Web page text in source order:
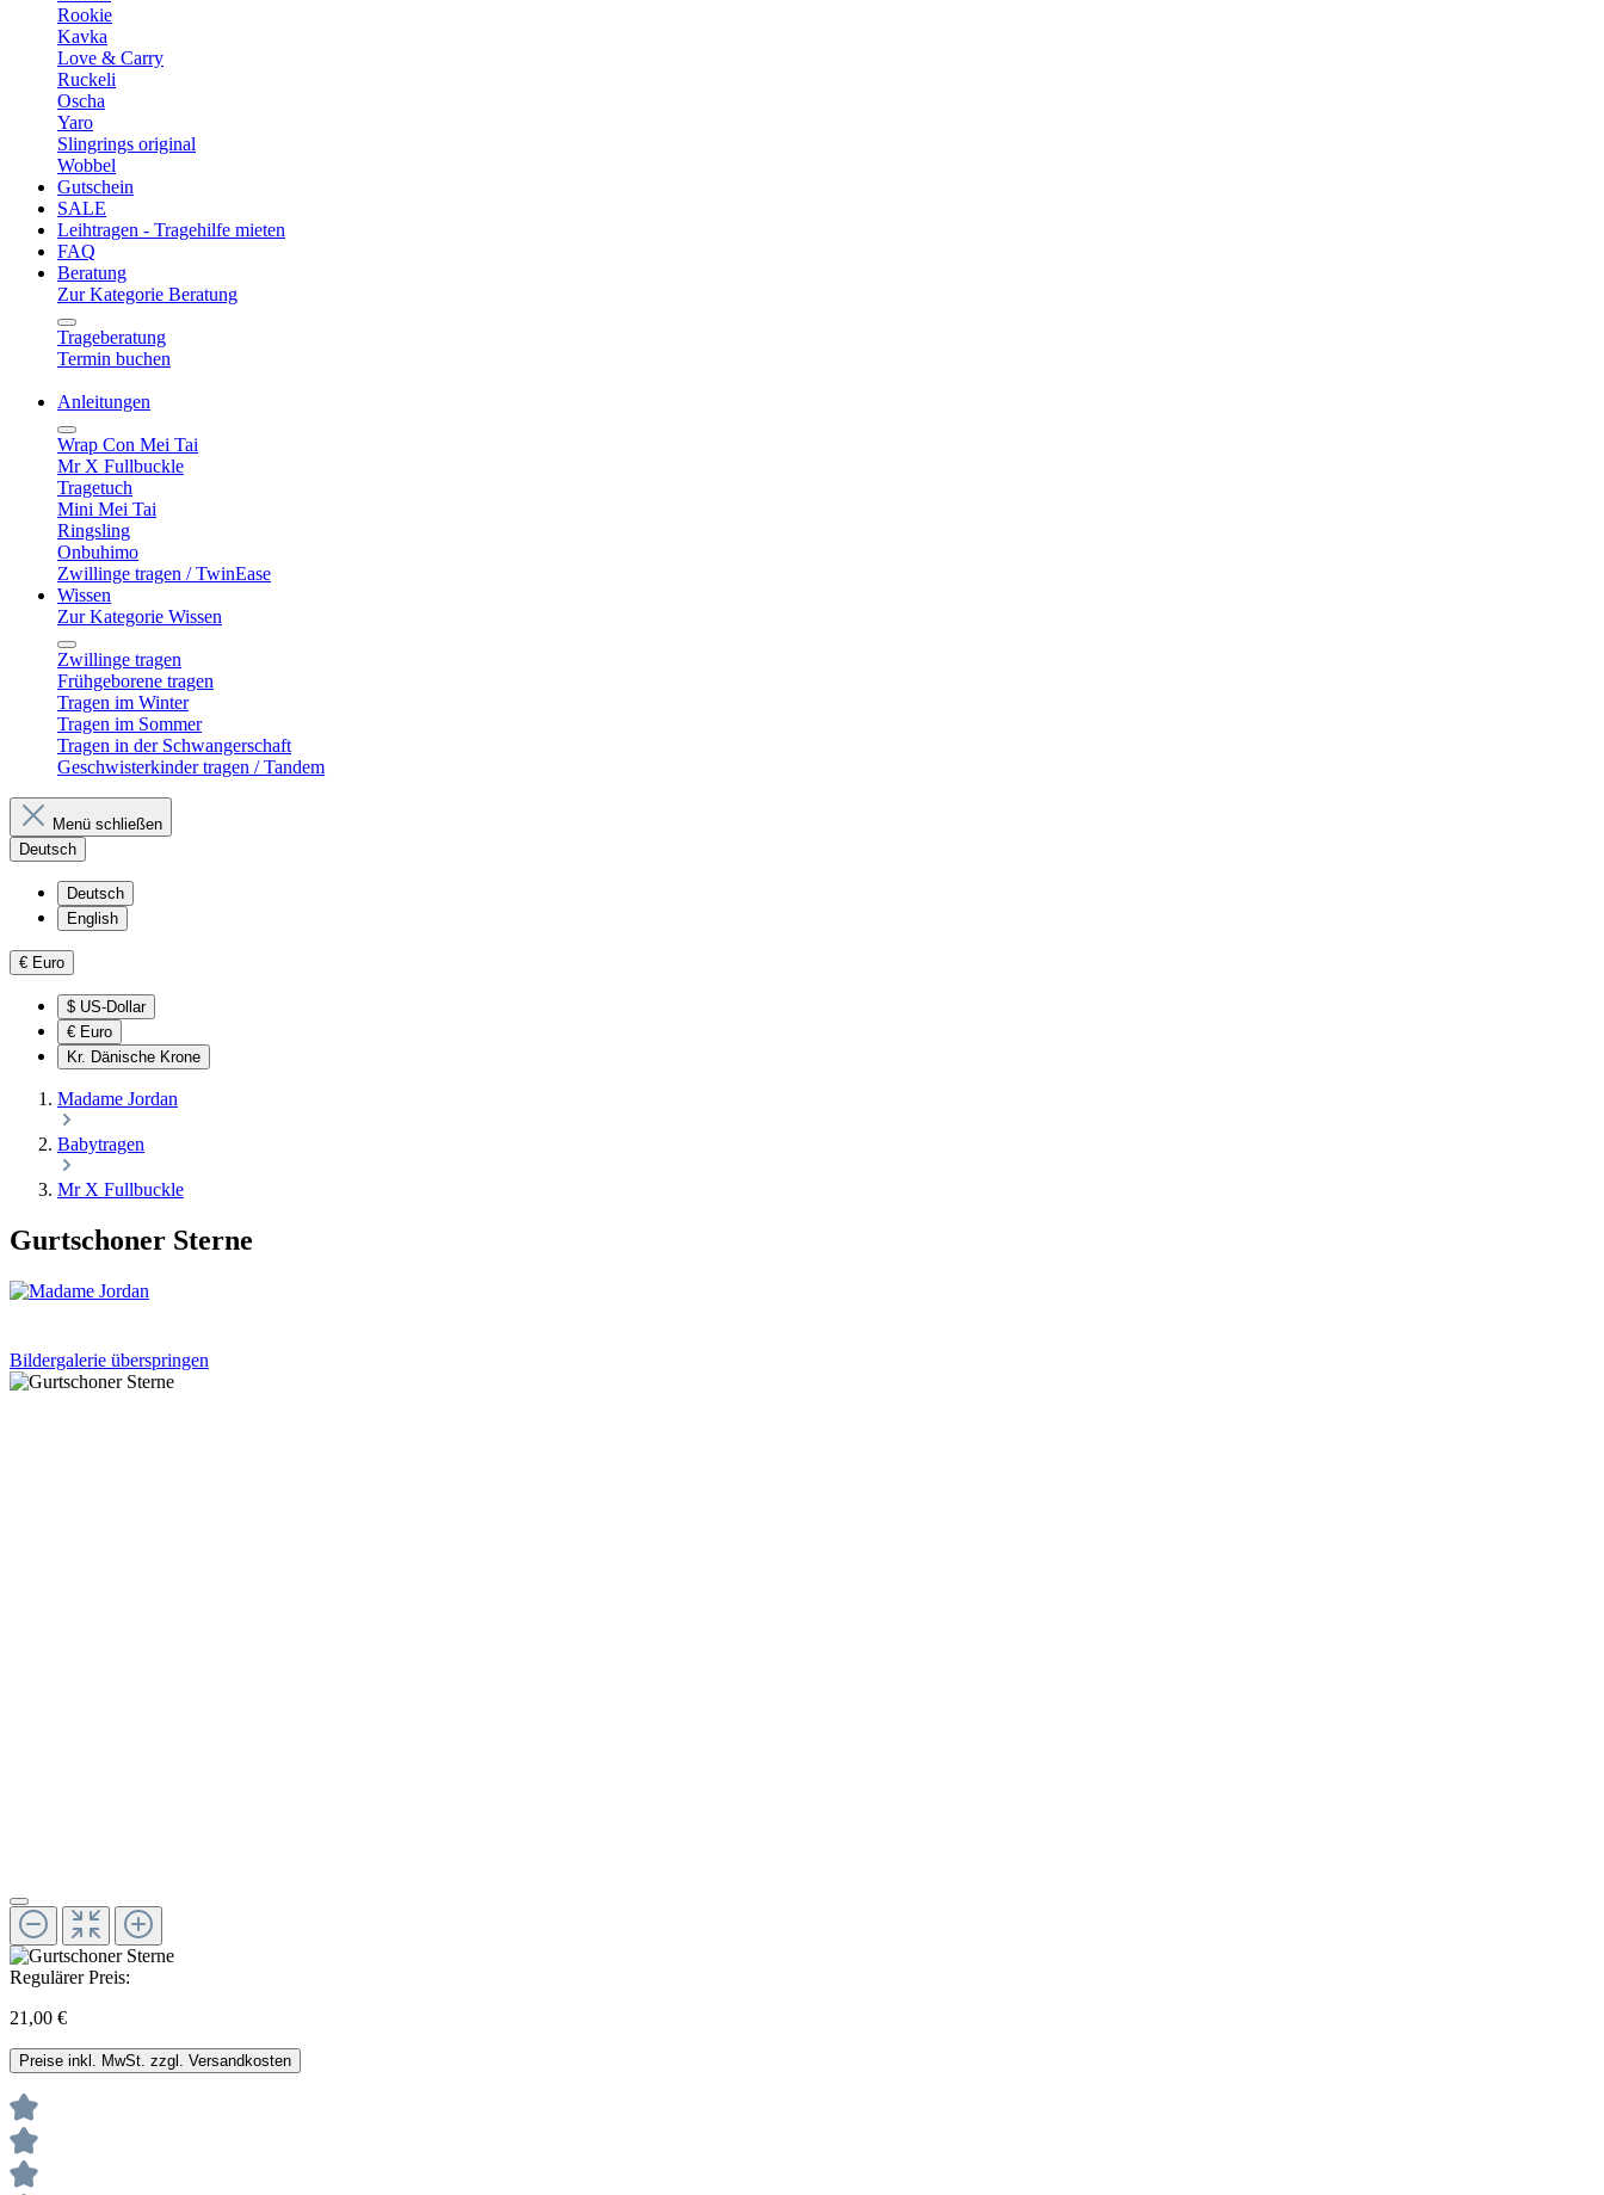
Rookie
Kavka
Love & Carry
Ruckeli
Oscha
Yaro
Slingrings original
Wobbel
Gutschein
SALE
Leihtragen - Tragehilfe mieten
FAQ
Beratung
Zur Kategorie Beratung
Trageberatung
Termin buchen
Anleitungen
Wrap Con Mei Tai
Mr X Fullbuckle
Tragetuch
Mini Mei Tai
Ringsling
Onbuhimo
Zwillinge tragen / TwinEase
Wissen
Zur Kategorie Wissen
Zwillinge tragen
Frühgeborene tragen
Tragen im Winter
Tragen im Sommer
Tragen in der Schwangerschaft
Geschwisterkinder tragen / Tandem
Menü schließen
Deutsch
Deutsch
English
€ Euro
$ US-Dollar
€ Euro
Kr. Dänische Krone
Madame Jordan
Babytragen
Mr X Fullbuckle
Gurtschoner Sterne
Bildergalerie überspringen
Regulärer Preis:
21,00 €
Preise inkl. MwSt. zzgl. Versandkosten